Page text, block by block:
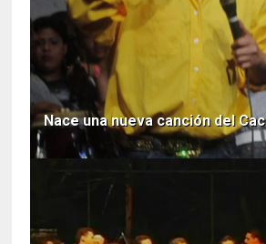
Nace una nueva canción del